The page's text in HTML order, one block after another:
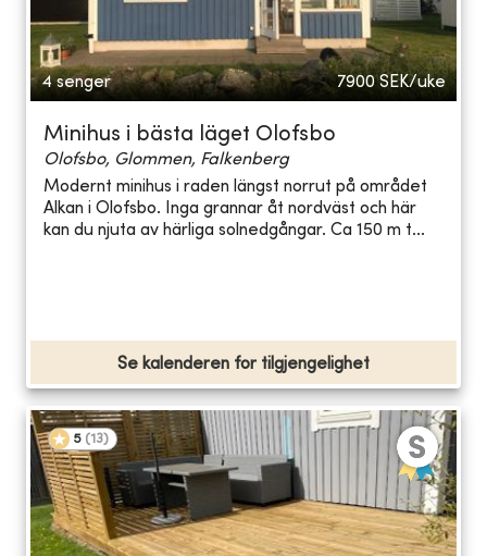
4 senger 7900 SEK/uke
Minihus i bästa läget Olofsbo
Olofsbo, Glommen, Falkenberg
Modernt minihus i raden längst norrut på området
Alkan i Olofsbo. Inga grannar åt nordväst och här
kan du njuta av härliga solnedgångar. Ca 150 m t...
Se kalenderen for tilgjengelighet
5 (13)